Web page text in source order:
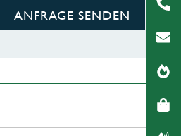
ANFRAGE SENDEN